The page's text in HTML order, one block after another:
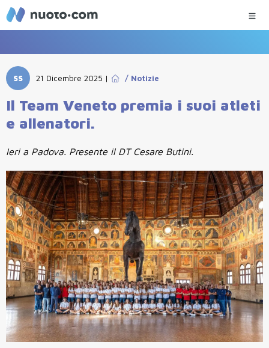
SS 21 Dicembre 2025 | / Notizie
Il Team Veneto premia i suoi atleti
e allenatori.
Ieri a Padova. Presente il DT Cesare Butini.